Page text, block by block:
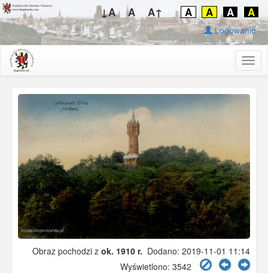
↓A A A↑ A A A A
Logowanie
Obraz pochodzi z ok. 1910 r. Dodano: 2019-11-01 11:14
Wyświetlono: 3542